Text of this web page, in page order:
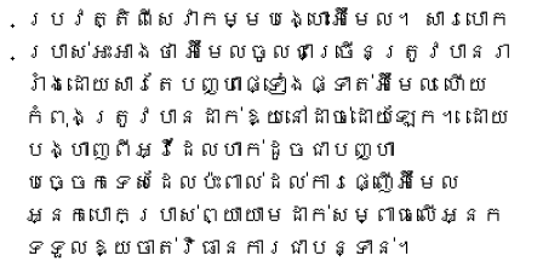
ប្រវត្តិពីសេវាកម្មបង្ហោះអ៊ីមែល។ សារបោក
ប្រាស់អះអាងថា អ៊ីមែលចូលជាច្រើនត្រូវបានរា
រាំងដោយសារតែបញ្ហាផ្ទៀងផ្ទាត់អ៊ីមែល ហើយ
កំពុងត្រូវបានដាក់ឱ្យនៅដាច់ដោយឡែក។ ដោយ
បង្ហាញពីអ្វីដែលហាក់ដូចជាបញ្ហា
បច្ចេកទេសដែលប៉ះពាល់ដល់ការផ្ញើអ៊ីមែល
អ្នកបោកប្រាស់ព្យាយាមដាក់សម្ពាធលើអ្នក
ទទួលឱ្យចាត់វិធានការជាបន្ទាន់។